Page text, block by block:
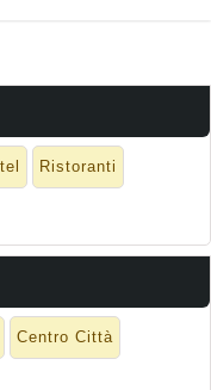
Ristoranti
Centro Città